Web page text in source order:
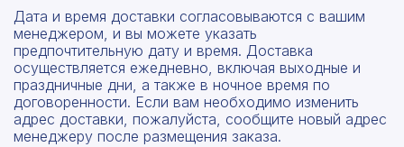
Дата и время доставки согласовываются с вашим
менеджером, и вы можете указать
предпочтительную дату и время. Доставка
осуществляется ежедневно, включая выходные и
праздничные дни, а также в ночное время по
договоренности. Если вам необходимо изменить
адрес доставки, пожалуйста, сообщите новый адрес
менеджеру после размещения заказа.